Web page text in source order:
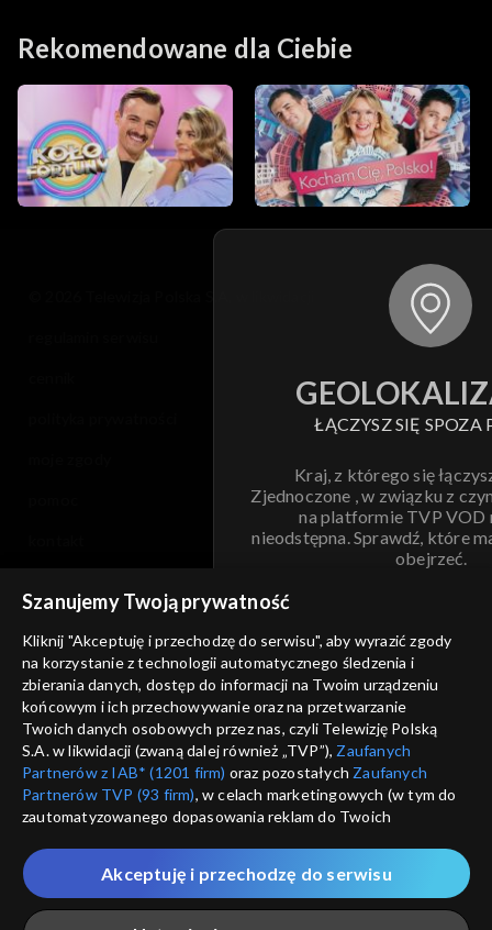
Rekomendowane dla Ciebie
ŁĄCZYSZ SIĘ SPOZA
Kraj, z którego się
Zjednoczone , w związku z
na platformie TVP VOD
nieodstępna. Sprawdź, które
obejrzeć.
ANULUJ
informacje o dostawcy usług
Szanujemy Twoją prywatność
Kliknij "Akceptuję i przechodzę do serwisu", aby wyrazić zgody
na korzystanie z technologii automatycznego śledzenia i
zbierania danych, dostęp do informacji na Twoim urządzeniu
końcowym i ich przechowywanie oraz na przetwarzanie
Twoich danych osobowych przez nas, czyli Telewizję Polską
S.A. w likwidacji (zwaną dalej również „TVP”), Zaufanych
Partnerów z IAB* (1201 firm) oraz pozostałych Zaufanych
Partnerów TVP (93 firm), w celach marketingowych (w tym do
zautomatyzowanego dopasowania reklam do Twoich
które wskazujemy poniżej, a także zgody na udostępnianie
przez nas identyfikatora PPID do Google.
Twoje dane osobowe zbierane podczas odwiedzania przez
Akceptuję i przechodzę do serwisu